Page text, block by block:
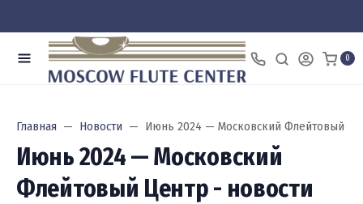
0
Главная Новости Июнь 2024 — Московский Флейтовый
Июнь 2024 — Московский
Флейтовый Центр - новости